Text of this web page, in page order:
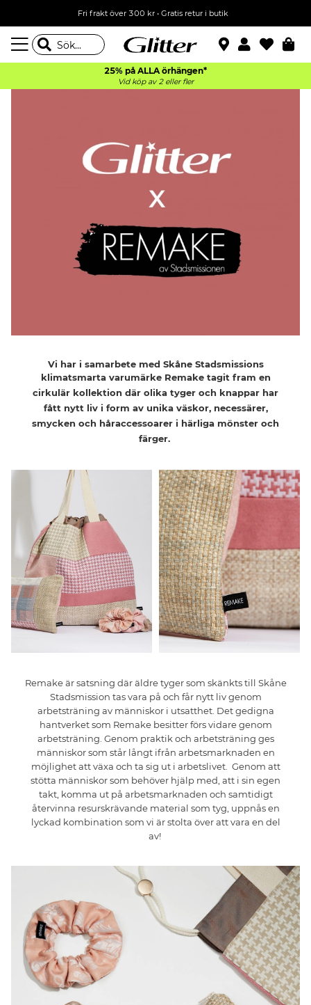
Fri frakt över 300 kr• Gratis retur i butik
25% på ALLA örhängen*
Vid köp av 2 eller fler
Vi har i samarbete med Skåne Stadsmissions
klimatsmarta varumärke Remaketagit fram en
cirkulär kollektion där olika tyger och knappar har
fått nytt liv i form av unika väskor, necessärer,
smycken och håraccessoarer i härliga mönster och
färger.
Remakeär satsning där äldre tyger som skänkts till Skåne
Stadsmission tas vara på och fårnytt liv genom
arbetsträning av människor i utsatthet. Det gedigna
hantverket som Remakebesitter förs vidare genom
arbetsträning. Genom praktik och arbetsträning ges
människor som står långt ifrån arbetsmarknaden en
möjlighet att växa och ta sig ut i arbetslivet. Genom att
stötta människorsom behöver hjälp med, att i sin egen
takt, komma ut på arbetsmarknaden och samtidigt
återvinna resurskrävandematerial som tyg, uppnås en
lyckad kombination som vi är stolta över attvara en del
av!